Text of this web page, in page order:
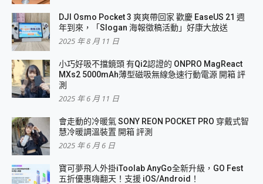
DJI Osmo Pocket 3 爽爽帶回家 歡慶 EaseUS 21 週
年到來，「Slogan 海報徵稿活動」好康大放送
2025 年 8 月 11 日
小巧好吸不擋鏡頭 有Qi2認證的 ONPRO MagReact
MXs2 5000mAh薄型磁吸無線急速行動電源 開箱 評
測
2025 年 6 月 11 日
會走動的冷暖氣 SONY REON POCKET PRO 穿戴式智
慧冷暖調溫裝置 開箱 評測
2025 年 6 月 6 日
寶可夢飛人外掛iToolab AnyGo全新升級，GO Fest
五折優惠嗨翻天！支援 iOS/Android！